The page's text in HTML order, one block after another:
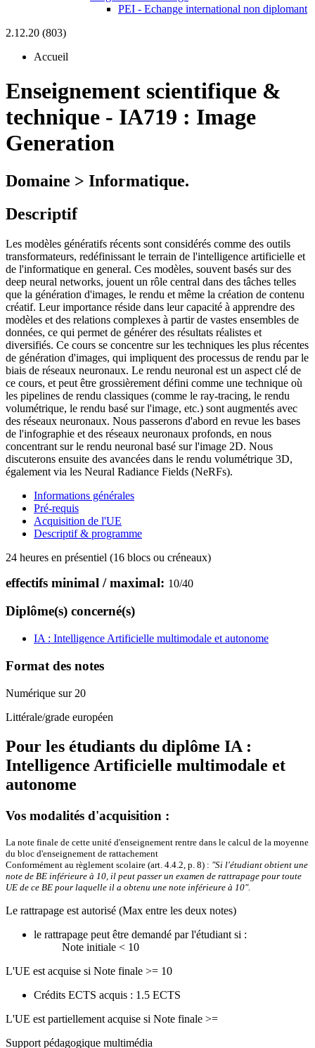
PEI - Echange international non diplomant
2.12.20 (803)
Accueil
Enseignement scientifique &
technique - IA719 : Image
Generation
Domaine > Informatique.
Descriptif
Les modèles génératifs récents sont considérés comme des outils
transformateurs, redéfinissant le terrain de l'intelligence artificielle et
de l'informatique en general. Ces modèles, souvent basés sur des
deep neural networks, jouent un rôle central dans des tâches telles
que la génération d'images, le rendu et même la création de contenu
créatif. Leur importance réside dans leur capacité à apprendre des
modèles et des relations complexes à partir de vastes ensembles de
données, ce qui permet de générer des résultats réalistes et
diversifiés. Ce cours se concentre sur les techniques les plus récentes
de génération d'images, qui impliquent des processus de rendu par le
biais de réseaux neuronaux. Le rendu neuronal est un aspect clé de
ce cours, et peut être grossièrement défini comme une technique où
les pipelines de rendu classiques (comme le ray-tracing, le rendu
volumétrique, le rendu basé sur l'image, etc.) sont augmentés avec
des réseaux neuronaux. Nous passerons d'abord en revue les bases
de l'infographie et des réseaux neuronaux profonds, en nous
concentrant sur le rendu neuronal basé sur l'image 2D. Nous
discuterons ensuite des avancées dans le rendu volumétrique 3D,
également via les Neural Radiance Fields (NeRFs).
Informations générales
Pré-requis
Acquisition de l'UE
Descriptif & programme
24 heures en présentiel (16 blocs ou créneaux)
effectifs minimal / maximal: 10/40
Diplôme(s) concerné(s)
IA : Intelligence Artificielle multimodale et autonome
Format des notes
Numérique sur 20
Littérale/grade européen
Pour les étudiants du diplôme IA :
Intelligence Artificielle multimodale et
autonome
Vos modalités d'acquisition :
La note finale de cette unité d'enseignement rentre dans le calcul de la moyenne
du bloc d'enseignement de rattachement
Conformément au règlement scolaire (art. 4.4.2, p. 8) : "Si l'étudiant obtient une
note de BE inférieure à 10, il peut passer un examen de rattrapage pour toute
UE de ce BE pour laquelle il a obtenu une note inférieure à 10".
Le rattrapage est autorisé (Max entre les deux notes)
le rattrapage peut être demandé par l'étudiant si :
Note initiale < 10
L'UE est acquise si Note finale >= 10
Crédits ECTS acquis : 1.5 ECTS
L'UE est partiellement acquise si Note finale >=
Support pédagogique multimédia